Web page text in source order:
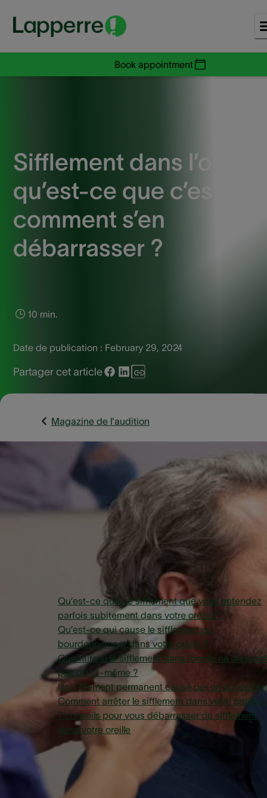
Book appointment
Sifflement dans
qu’est-ce que c’est et
comment s’en
débarrasser ?
10 min.
Date de publication : February 29, 2024
Partager cet article
Magazine de l'audition
Si vous avez déjà eu des sifflements dans les oreilles, vous
savez combien cela peut être dérangeant. Nous vous
expliquons ce qui cause ce sifflement et vous donnons
quelques conseils pour vous en débarrasser.
Sommaire
Qu’est-ce que ce sifflement que vous entendez
parfois subitement dans votre oreille ?
Qu’est-ce qui cause le sifflement ou
bourdonnement dans votre oreille ?
Que faire si le sifflement dans l’oreille ne
pas de lui-même ?
Un sifflement permanent causé par un
Comment arrêter le sifflement dans votre oreille ?
7 conseils pour vous débarrasser du sifflement
dans votre oreille
Qu’est-ce que ce